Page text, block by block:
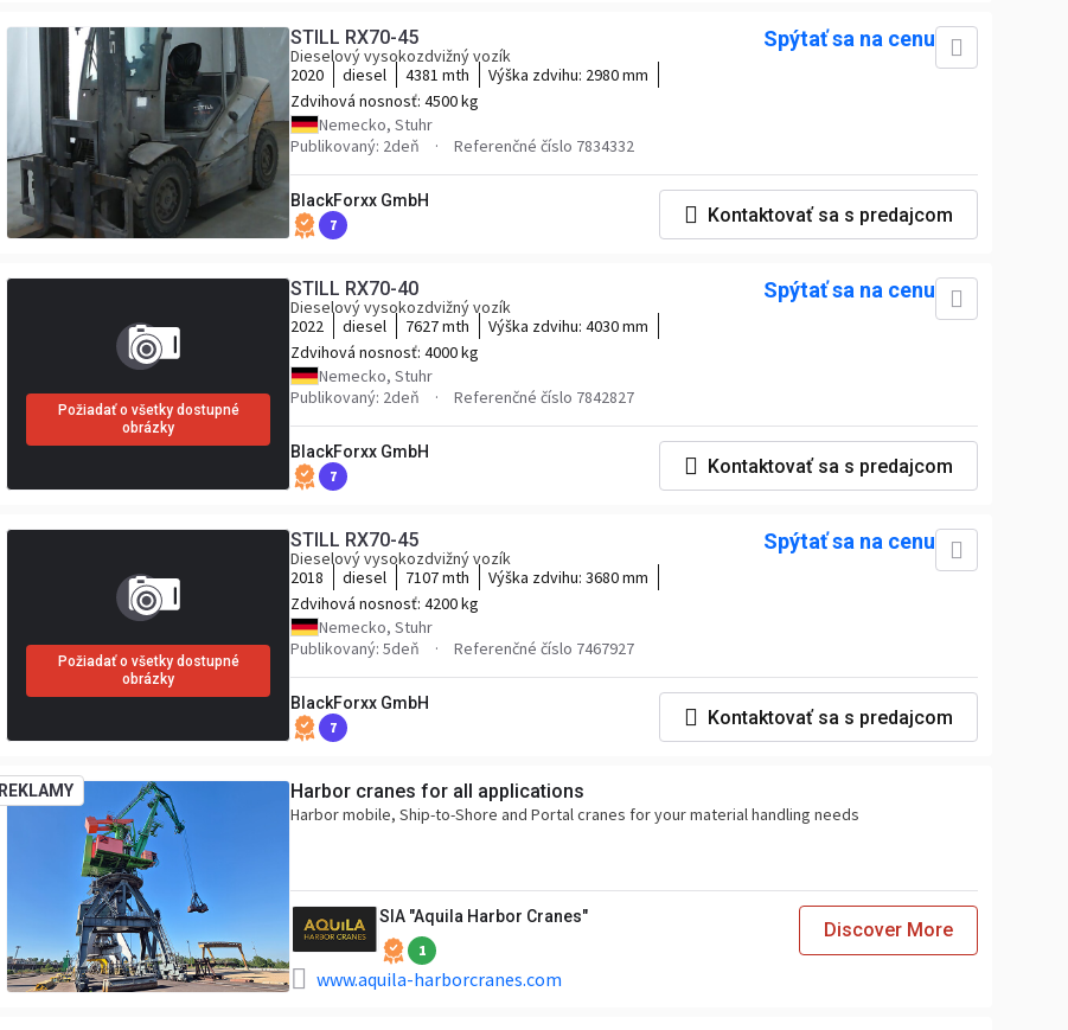
STILL RX70-45
Dieselový vysokozdvižný vozík
2020
diesel 4381 mth Výška zdvihu: 2980 mm
Zdvihová nosnosť: 4500 kg
Nemecko, Stuhr
Publikovaný: 2deň
Referenčné číslo 7834332
Spýtať sa na cenu
BlackForxx GmbH
7 Kontaktovať sa s predajcom
Požiadať o všetky dostupné
obrázky
STILL RX70-40
Dieselový vysokozdvižný vozík
2022
diesel 7627 mth Výška zdvihu: 4030 mm
Zdvihová nosnosť: 4000 kg
Nemecko, Stuhr
Publikovaný: 2deň
Referenčné číslo 7842827
Spýtať sa na cenu
BlackForxx GmbH
7 Kontaktovať sa s predajcom
Požiadať o všetky dostupné
obrázky
STILL RX70-45
Dieselový vysokozdvižný vozík
2018
diesel 7107 mth Výška zdvihu: 3680 mm
Zdvihová nosnosť: 4200 kg
Nemecko, Stuhr
Publikovaný: 5deň
Referenčné číslo 7467927
Spýtať sa na cenu
BlackForxx GmbH
7 Kontaktovať sa s predajcom
REKLAMY Harbor cranes for all applications
Harbor mobile, Ship-to-Shore and Portal cranes for your material handling needs
SIA "Aquila Harbor Cranes"
1
www.aquila-harborcranes.com
Discover More